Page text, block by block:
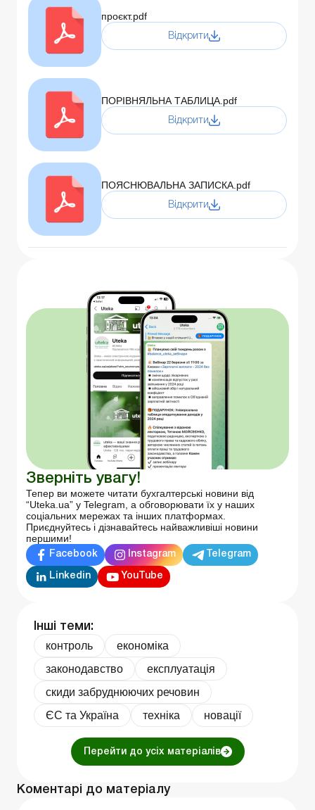
проєкт.pdf
Відкрити
ПОРІВНЯЛЬНА ТАБЛИЦА.pdf
Відкрити
ПОЯСНЮВАЛЬНА ЗАПИСКА.pdf
Відкрити
Зверніть увагу!
Тепер ви можете читати бухгалтерські новини від
“Uteka.ua” у Telegram, а обговорювати їх у наших
соціальних мережах та інших платформах.
Приєднуйтесь і дізнавайтесь найважливіші новини
першими!
Facebook Instagram Telegram
Linkedin YouTube
Інші теми:
контроль
економіка
законодавство
експлуатація
скиди забруднюючих речовин
ЄС та Україна
техніка новації
Перейти до усіх матеріалів
Коментарі до матеріалу